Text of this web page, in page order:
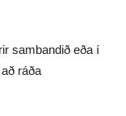
sambandið eða í
ráða